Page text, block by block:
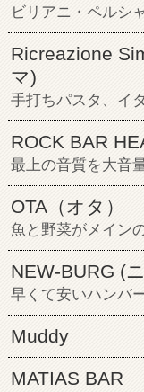
ビリアニ・ペルシ
Ricreazione
マ)
手打ちパスタ、イ
ROCK BAR
最上の音質を大音
OTA（オタ）
魚と野菜がメイン
NEW-BURG (
早くて安いハンバ
Muddy
MATIAS BAR